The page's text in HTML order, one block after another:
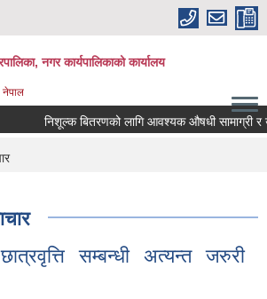
नगर कार्यपालिकाको कार्यालय
नेपाल
निशूल्क बितरणको लागि आवश्यक ‍औषधी सामाग्री
सम्बन्धी अत्यन्त जरुरी